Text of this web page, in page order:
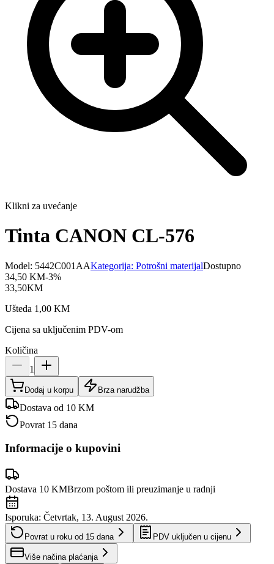
Klikni za uvećanje
Tinta CANON CL-576
Model: 5442C001AAKategorija: Potrošni materijalDostupno
34,50 KM-3%
33,50KM
Ušteda 1,00 KM
Cijena sa uključenim PDV-om
Količina
1
Dodaj u korpu Brza narudžba
Dostava od 10 KM
Povrat 15 dana
Informacije o kupovini
Dostava 10 KMBrzom poštom ili preuzimanje u radnji
Isporuka: Četvrtak, 13. August 2026.
Povrat u roku od 15 dana PDV uključen u cijenu
Više načina plaćanja